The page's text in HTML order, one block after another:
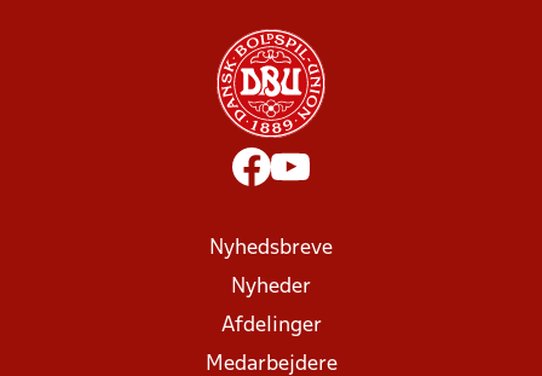
Nyhedsbreve
Nyheder
Afdelinger
Medarbejdere